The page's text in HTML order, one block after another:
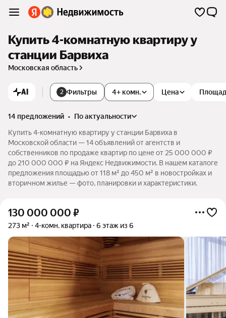
Купить 4-комнатную квартиру у
станции Барвиха
Московская область
AI 2 Фильтры 4+ комн. Цена
14 предложений •
по актуальности
Купить 4-комнатную квартиру у станции Барвиха в
Московской области — 14 объявлений от агентств и
собственников по продаже квартир по цене от 25 000 000 ₽
до 210 000 000 ₽ на Яндекс Недвижимости. В нашем каталоге
предложения площадью от 118 м² до 450 м² в новостройках и
вторичном жилье — фото, планировки и характеристики.
130 000 000 ₽
273 м² 4-комн. квартира 6 этаж из 6